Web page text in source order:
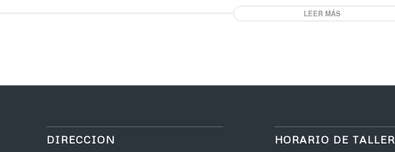
LEER MÁS
DIRECCION HORARIO DE TALLER